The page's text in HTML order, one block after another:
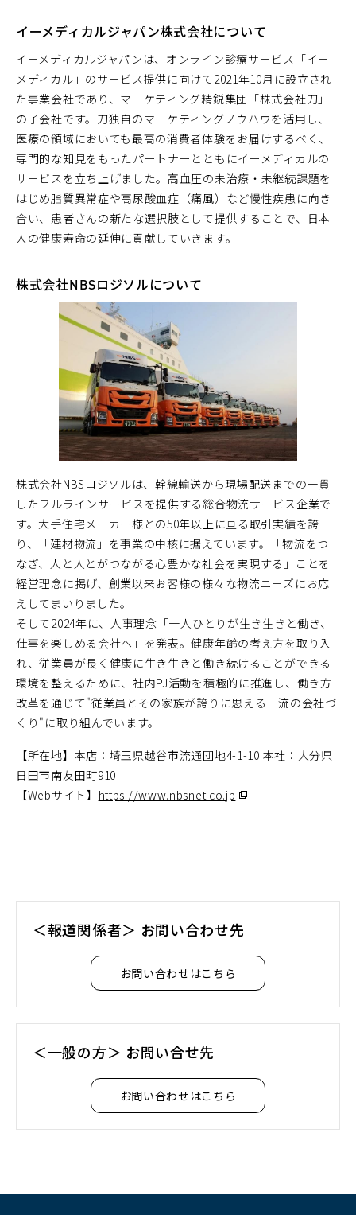
く）
イーメディカルジャパン株式会社について
イーメディカルジャパンは、オンライン診療サービス「イー
メディカル」のサービス提供に向けて2021年10月に設立され
た事業会社であり、マーケティング精鋭集団「株式会社刀」
の子会社です。刀独自のマーケティングノウハウを活用し、
医療の領域においても最高の消費者体験をお届けするべく、
専門的な知見をもったパートナーとともにイーメディカルの
サービスを立ち上げました。高血圧の未治療・未継続課題を
はじめ脂質異常症や高尿酸血症（痛風）など慢性疾患に向き
合い、患者さんの新たな選択肢として提供することで、日本
人の健康寿命の延伸に貢献していきます。
株式会社NBSロジソルについて
株式会社NBSロジソルは、幹線輸送から現場配送までの一貫
したフルラインサービスを提供する総合物流サービス企業で
す。大手住宅メーカー様との50年以上に亘る取引実績を誇
り、「建材物流」を事業の中核に据えています。「物流をつ
なぎ、人と人とがつながる心豊かな社会を実現する」ことを
経営理念に掲げ、創業以来お客様の様々な物流ニーズにお応
えしてまいりました。
そして2024年に、人事理念「一人ひとりが生き生きと働き、
仕事を楽しめる会社へ」を発表。健康年齢の考え方を取り入
れ、従業員が長く健康に生き生きと働き続けることができる
環境を整えるために、社内PJ活動を積極的に推進し、働き方
改革を通じて"従業員とその家族が誇りに思える一流の会社づ
くり"に取り組んでいます。
【所在地】本店：埼玉県越谷市流通団地4-1-10 本社：大分県
日田市南友田町910
【Webサイト】 https://www.nbsnet.co.jp （別
開
く）
＜報道関係者＞ お問い合わせ先
お問い合わせはこちら
＜一般の方＞ お問い合せ先
お問い合わせはこちら